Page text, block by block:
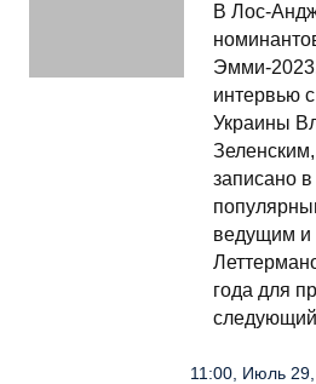
В Лос-
Эмми-
интервью
Украины
записано
ведущим и
года для
11:00, Июль